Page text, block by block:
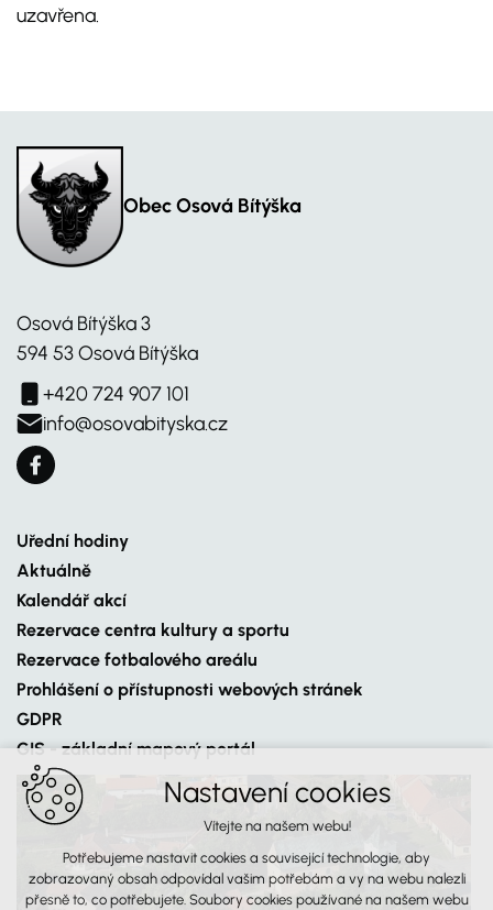
uzavřena.
Obec Osová Bítýška
Osová Bítýška 3
594 53 Osová Bítýška
+420 724 907 101
info@osovabityska.cz
Uřední hodiny
Aktuálně
Kalendář akcí
Rezervace centra kultury a sportu
Rezervace fotbalového areálu
Prohlášení o přístupnosti webových stránek
GDPR
GIS - základní mapový portál
Nastavení cookies
Vítejte na našem webu!
Potřebujeme nastavit cookies a související technologie, aby
zobrazovaný obsah odpovídal vašim potřebám a vy na webu nalezli
přesně to, co potřebujete. Soubory cookies používané na našem webu